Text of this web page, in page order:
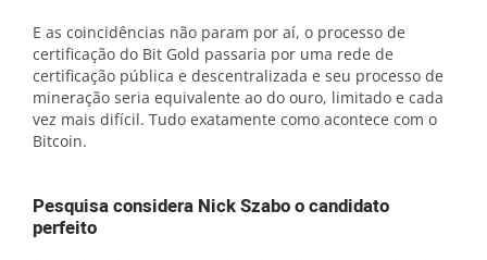
E as coincidências não param por aí, o processo de
certificação do Bit Gold passaria por uma rede de
certificação pública e descentralizada e seu processo de
mineração seria equivalente ao do ouro, limitado e cada
vez mais difícil. Tudo exatamente como acontece com o
Bitcoin.
Pesquisa considera Nick Szabo o candidato
perfeito